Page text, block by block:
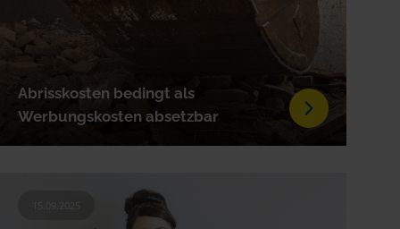
Abrisskosten bedingt als
Werbungskosten absetzbar